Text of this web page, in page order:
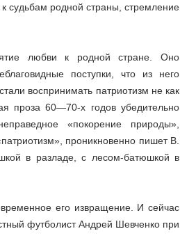
судьбам родной страны, стремление
любви к родной стране. Оно
поступки, что из него
воспринимать патриотизм не как
проза 60—70-х годов убедительно
«покорение природы»,
проникновенно пишет В.
в разладе, с лесом-батюшкой в
его извращение. И сейчас
футболист Андрей Шевченко при